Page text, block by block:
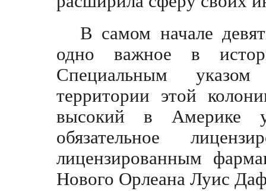
В самом начале
одно важное в
Специальным
территории этой
высокий в Америке
обязательное
лицензированным
Нового Орлеана Луис